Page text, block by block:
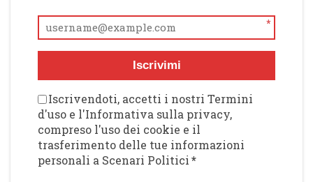
*
Iscrivimi
Iscrivendoti, accetti i nostri Termini
d'uso e l'Informativa sulla privacy,
compreso l'uso dei cookie e il
trasferimento delle tue informazioni
personali a Scenari Politici*